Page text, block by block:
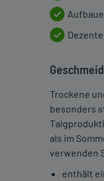
Trockene
besonders
als im
verwenden
enthält